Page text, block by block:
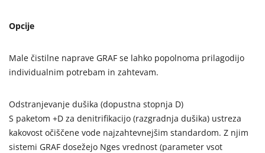
Opcije
Male čistilne naprave GRAF se lahko popolnoma prilagodijo
individualnim potrebam in zahtevam.
Odstranjevanje dušika (dopustna stopnja D)
S paketom +D za denitrifikacijo (razgradnja dušika) ustreza
kakovost očiščene vode najzahtevnejšim standardom. Z njim
sistemi GRAF dosežejo Nges vrednost (parameter vsot